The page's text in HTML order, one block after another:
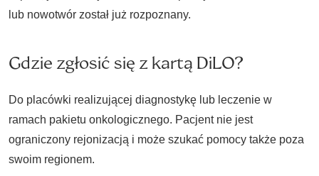
lub nowotwór został już rozpoznany.
Gdzie zgłosić się z kartą DiLO?
Do placówki realizującej diagnostykę lub leczenie w
ramach pakietu onkologicznego. Pacjent nie jest
ograniczony rejonizacją i może szukać pomocy także poza
swoim regionem.